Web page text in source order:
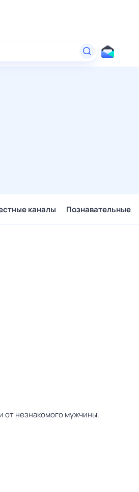
каналы Познавательные
от незнакомого мужчины.